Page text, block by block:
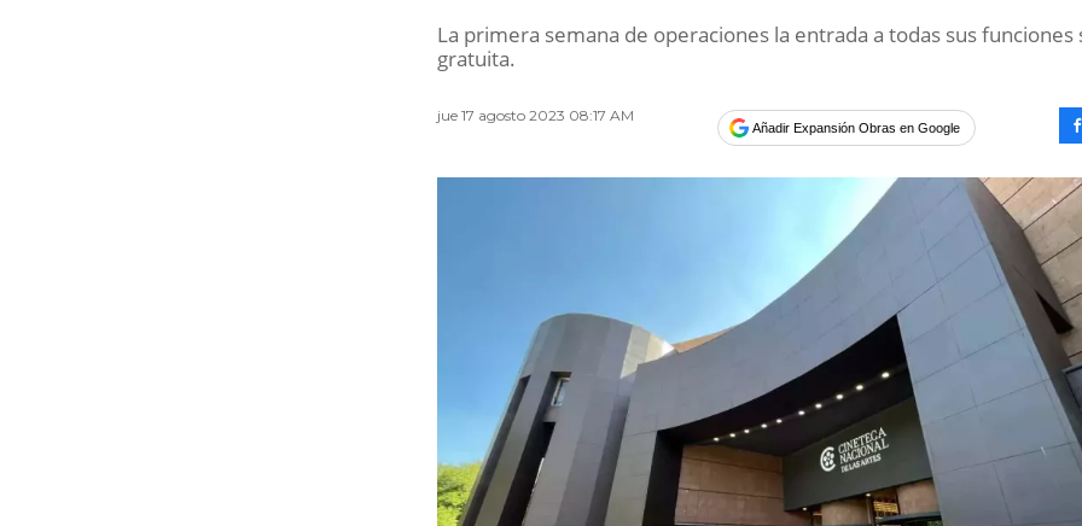
La primera semana de operaciones la entrada a todas sus funciones
gratuita.
jue 17 agosto 2023 08:17 AM
Añadir Expansión Obras en Google